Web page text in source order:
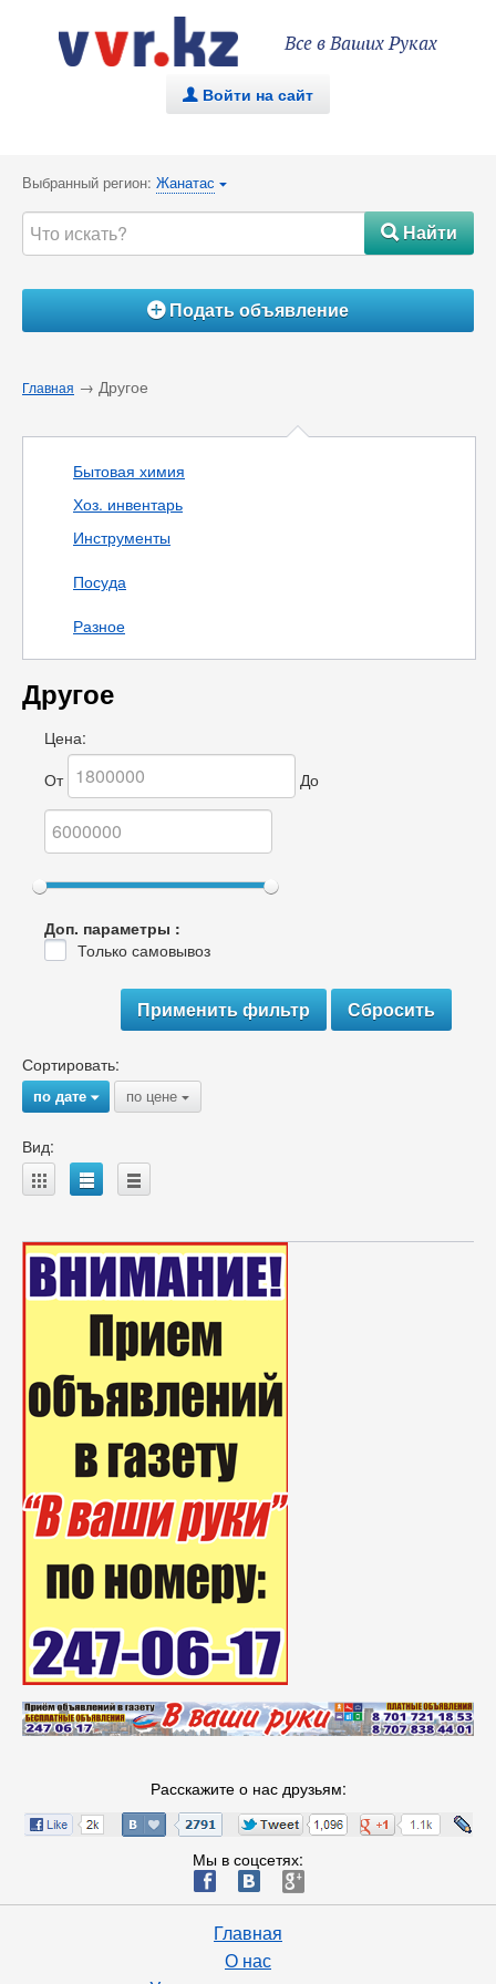
Все в Ваших Руках
. Войти на сайт
Выбранный регион: Жанатас {
#Найти
ÁПодать объявление
Главная → Другое
Бытовая химия
Хоз. инвентарь
Инструменты
Посуда
Разное
Другое
Цена:
От
До
Доп. параметры :
Только самовывоз
Сортировать:
по дате{ по цене {
Вид:
A B C
Расскажите о нас друзьям:
Мы в соцсетях:
ä æ è
Главная
О нас